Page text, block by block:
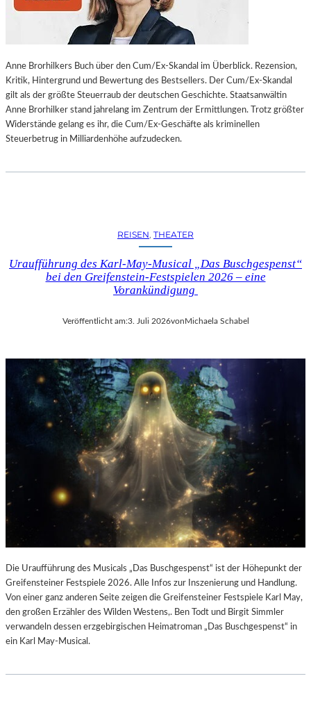
U
G
S
B
E
R
S
H
A
B
K
U
L
T
U
R
-
B
O
G
Anne Brorhilkers Buch über den Cum/Ex-Skandal im Überblick. Rezension,
Kritik, Hintergrund und Bewertung des Bestsellers. Der Cum/Ex-Skandal
gilt als der größte Steuerraub der deutschen Geschichte. Staatsanwältin
Anne Brorhilker stand jahrelang im Zentrum der Ermittlungen. Trotz größter
Widerstände gelang es ihr, die Cum/Ex-Geschäfte als kriminellen
Steuerbetrug in Milliardenhöhe aufzudecken.
REISEN, THEATER
Uraufführung des Karl-May-Musical „Das Buschgespenst“
bei den Greifenstein-Festspielen 2026 – eine
Vorankündigung
Veröffentlicht am:3. Juli 2026vonMichaela Schabel
Die Uraufführung des Musicals „Das Buschgespenst“ ist der Höhepunkt der
Greifensteiner Festspiele 2026. Alle Infos zur Inszenierung und Handlung.
Von einer ganz anderen Seite zeigen die Greifensteiner Festspiele Karl May,
den großen Erzähler des Wilden Westens,. Ben Todt und Birgit Simmler
verwandeln dessen erzgebirgischen Heimatroman „Das Buschgespenst“ in
ein Karl May-Musical.